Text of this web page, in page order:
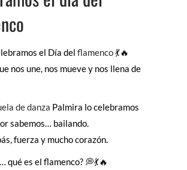
el Día del flamenco💃🔥
nos une, nos mueve y nos llena de
de danza Palmira lo celebramos
sabemos… bailando.
fuerza y mucho corazón.
qué es el flamenco? 💭💃🔥